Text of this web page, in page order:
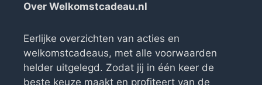
Over Welkomstcadeau.nl
Eerlijke overzichten van acties en
welkomstcadeaus, met alle voorwaarden
helder uitgelegd. Zodat jij in één keer de
beste keuze maakt en profiteert van de